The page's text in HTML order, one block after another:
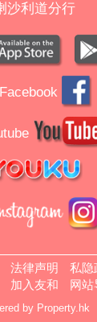
沙利道分行
法律声明
私隐
加入友和 网站
by Property.hk